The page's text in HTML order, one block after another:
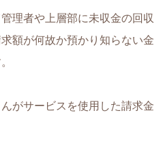
理者や上層部に未収金の回収
額が何故か預かり知らない金
がサービスを使用した請求金